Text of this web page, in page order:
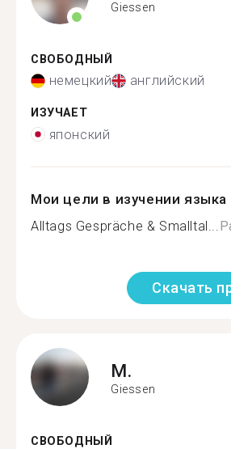
Giessen
СВОБОДНЫЙ
немецкий английский
ИЗУЧАЕТ
японский
Мои цели в изучении языка
Alltags Gespräche & Smalltal...
Скачать
M.
Giessen
СВОБОДНЫЙ